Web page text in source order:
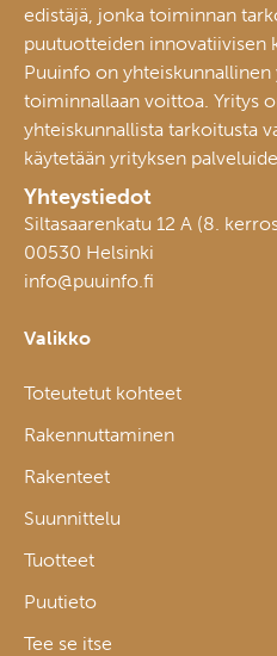
edistäjä, jonka toiminnan
puutuotteiden innovatiivisen
Puuinfo on
toiminnallaan voittoa. Yritys
yhteiskunnallista tarkoitusta
käytetään yrityksen
Yhteystiedot
Siltasaarenkatu 12 A (8.
00530 Helsinki
info@puuinfo.fi
Valikko
Toteutetut kohteet
Rakennuttaminen
Rakenteet
Suunnittelu
Tuotteet
Puutieto
Tee se itse